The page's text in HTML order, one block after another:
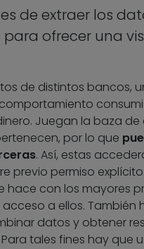
de extraer los
ofrecer una
de distintos bancos,
Juegan la baza
por lo que
. Así, estas
previo permiso
con los mayores
a ellos. También
datos y obtener
tales fines hay que